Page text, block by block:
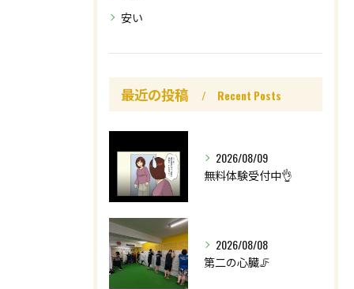
安い
最近の投稿 Recent Posts
2026/08/09
無料体験受付中👌
2026/08/08
第二の心臓🦵